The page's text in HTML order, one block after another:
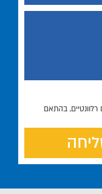
בהתאם